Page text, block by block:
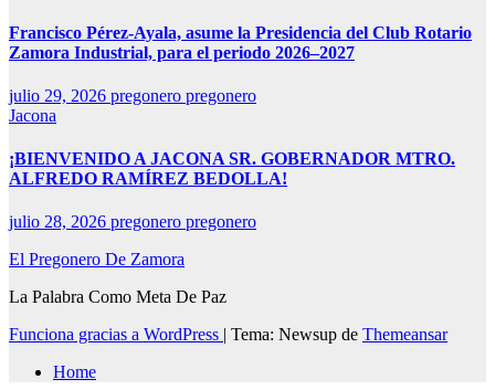
Francisco Pérez-Ayala, asume la Presidencia del Club Rotario
Zamora Industrial, para el periodo 2026–2027
julio 29, 2026 pregonero pregonero
Jacona
¡BIENVENIDO A JACONA SR. GOBERNADOR MTRO.
ALFREDO RAMÍREZ BEDOLLA!
julio 28, 2026 pregonero pregonero
El Pregonero De Zamora
La Palabra Como Meta De Paz
Funciona gracias a WordPress | Tema: Newsup de Themeansar
Home